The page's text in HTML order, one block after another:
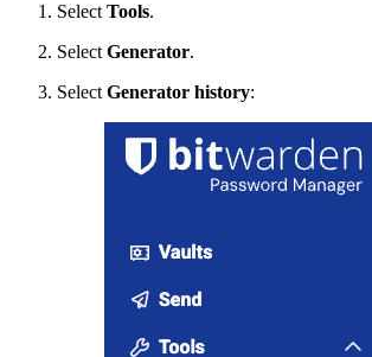
Select Tools.
Select Generator.
Select Generator history: